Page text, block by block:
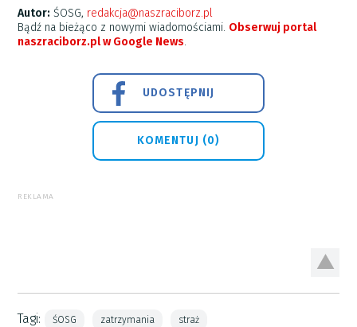
Autor: ŚOSG, redakcja@naszraciborz.pl
Bądź na bieżąco z nowymi wiadomościami. Obserwuj portal
naszraciborz.pl w Google News.
UDOSTĘPNIJ
KOMENTUJ (0)
REKLAMA
Tagi: ŚOSG zatrzymania straż